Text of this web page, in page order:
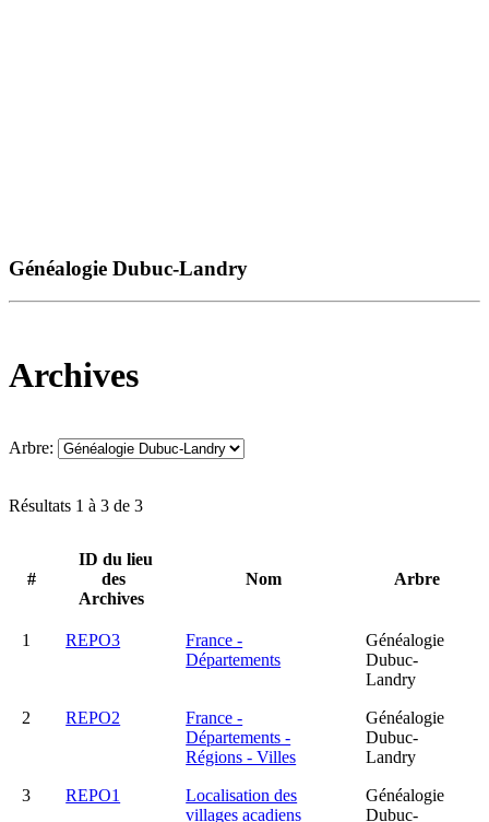
Généalogie Dubuc-Landry
Archives
Arbre:
Résultats 1 à 3 de 3
#
ID du lieu
des
Archives
Nom Arbre
1 REPO3
France -
Départements
Généalogie
Dubuc-
Landry
2 REPO2
France -
Départements -
Régions - Villes
Généalogie
Dubuc-
Landry
3 REPO1
Localisation des
villages acadiens
Généalogie
Dubuc-